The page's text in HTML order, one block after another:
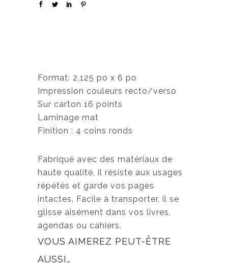
Format: 2,125 po x 6 po
Impression couleurs recto/verso
Sur carton 16 points
Laminage mat
Finition : 4 coins ronds
Fabriqué avec des matériaux de
haute qualité, il résiste aux usages
répétés et garde vos pages
intactes. Facile à transporter, il se
glisse aisément dans vos livres,
agendas ou cahiers.
VOUS AIMEREZ PEUT-ÊTRE
AUSSI…